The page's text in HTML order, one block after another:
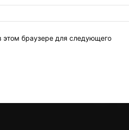
этом браузере для следующего